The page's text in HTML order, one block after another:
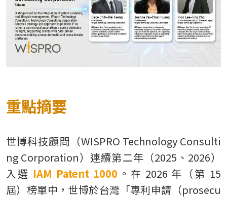
重點摘要
世博科技顧問（WISPRO Technology Consulti
ng Corporation）連續第二年（2025、2026）
入選 IAM Patent 1000 。在 2026 年（第 15
屆）榜單中，世博於台灣「專利申請（prosecu